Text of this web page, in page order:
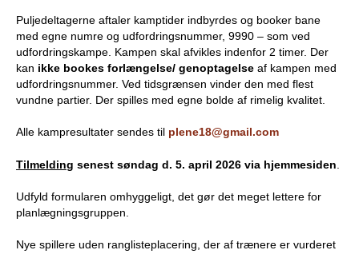
Puljedeltagerne aftaler kamptider indbyrdes og booker bane
med egne numre og udfordringsnummer, 9990 – som ved
udfordringskampe. Kampen skal afvikles indenfor 2 timer. Der
kan ikke bookes forlængelse/ genoptagelse af kampen med
udfordringsnummer. Ved tidsgrænsen vinder den med flest
vundne partier. Der spilles med egne bolde af rimelig kvalitet.
Alle kampresultater sendes til plene18@gmail.com
Tilmelding senest søndag d. 5. april 2026 via hjemmesiden
Udfyld formularen omhyggeligt, det gør det meget lettere for
planlægningsgruppen.
Nye spillere uden ranglisteplacering, der af trænere er vurderet